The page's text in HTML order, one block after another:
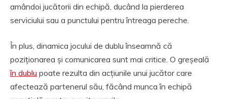
amândoi jucătorii din echipă, ducând la pierderea
serviciului sau a punctului pentru întreaga pereche.
În plus, dinamica jocului de dublu înseamnă că
poziționarea și comunicarea sunt mai critice. O greșeală
în dublu poate rezulta din acțiunile unui jucător care
afectează partenerul său, făcând munca în echipă